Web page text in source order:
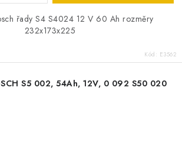
řady S4 S4024 12 V 60 Ah rozměry
232x173x225
Kód: E3562
S5 002, 54Ah, 12V, 0 092 S50 020